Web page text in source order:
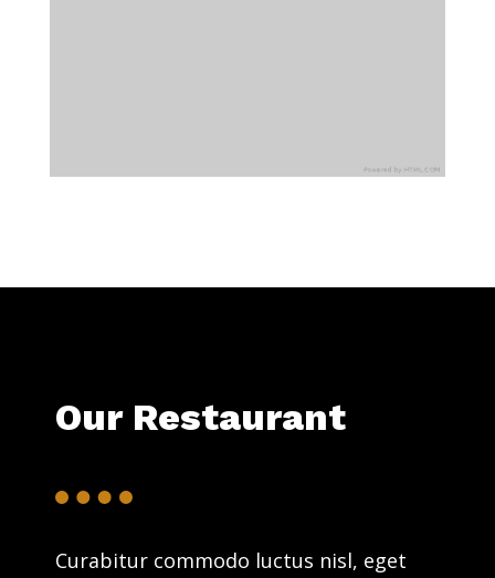
Our Restaurant
Curabitur commodo luctus nisl, eget